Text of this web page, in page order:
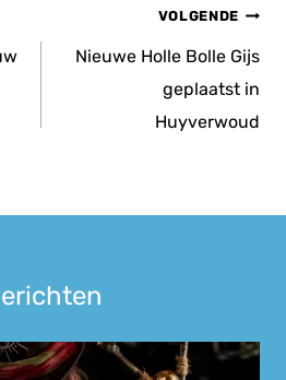
VOLGENDE
Nieuwe Holle Bolle Gijs
geplaatst in
Huyverwoud